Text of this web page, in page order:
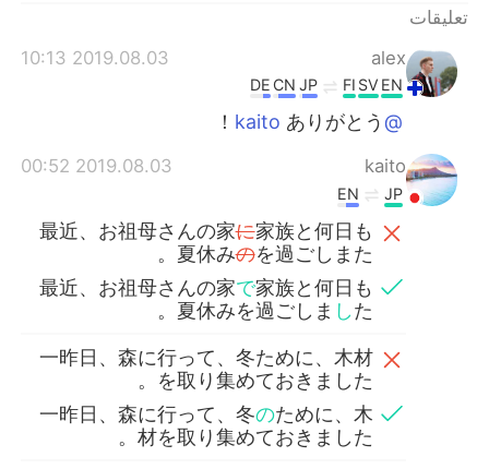
تعليقات
alex
2019.08.03 10:13
EN
SV
FI
JP
CN
DE
@kaito
ありがとう！
kaito
2019.08.03 00:52
JP
EN
最近、お祖母さんの家に家族と何日も
夏休みのを過ごしまた。
最近、お祖母さんの家で家族と何日も
夏休みを過ごしま した。
一昨日、森に行って、冬ために、木材
を取り集めておきました。
一昨日、森に行って、冬のために、木
材を取り集めておきました。